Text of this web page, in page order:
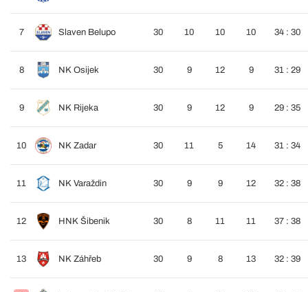
7 Slaven Belupo 30 10 10 10 34 : 30
8 NK Osijek 30 9 12 9 31 : 29
9 NK Rijeka 30 9 12 9 29 : 35
10 NK Zadar 30 11 5 14 31 : 34
11 NK Varaždin 30 9 9 12 32 : 38
12 HNK Šibenik 30 8 11 11 37 : 38
13 NK Záhřeb 30 9 8 13 32 : 39